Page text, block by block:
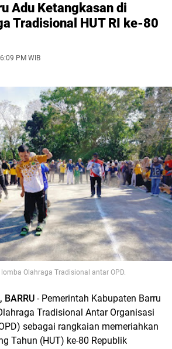
Adu Ketangkasan di
Tradisional HUT RI ke-80
PM WIB
Olahraga Tradisional antar OPD.
BARRU - Pemerintah Kabupaten Barru
Tradisional Antar Organisasi
sebagai rangkaian memeriahkan
Tahun (HUT) ke-80 Republik